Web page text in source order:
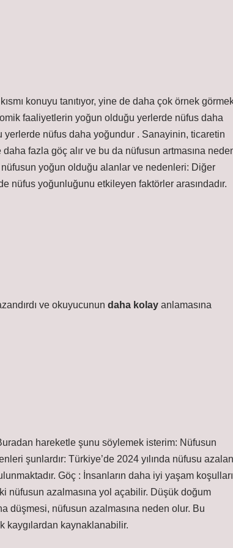
konuyu tanıtıyor, yine de daha çok örnek
faaliyetlerin yoğun olduğu yerlerde nüfus daha
nüfus daha yoğundur . Sanayinin, ticaretin
fazla göç alır ve bu da nüfusun artmasına
yoğun olduğu alanlar ve nedenleri: Diğer
nüfus yoğunluğunu etkileyen faktörler arasındadır.
ve okuyucunun daha kolay anlamasına
hareketle şunu söylemek isterim: Nüfusun
şunlardır: Türkiye’de 2024 yılında nüfusu azalan
Göç : İnsanların daha iyi yaşam koşulları
nüfusun azalmasına yol açabilir. Düşük doğum
düşmesi, nüfusun azalmasına neden olur. Bu
kaygılardan kaynaklanabilir.